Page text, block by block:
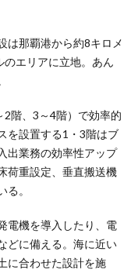
は那覇港から約8キロメ
エリアに立地。あん
階、3～4階）で効率的
を設置する1・3階はブ
出業務の効率性アップ
荷重設定、垂直搬送機
。
電機を導入したり、電
どに備える。海に近い
に合わせた設計を施